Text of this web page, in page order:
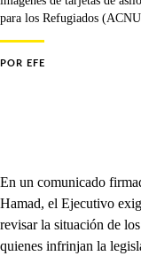
para los Refugiados
POR EFE
En un comunicado
Hamad, el Ejecutivo
revisar la situación de
quienes infrinjan la